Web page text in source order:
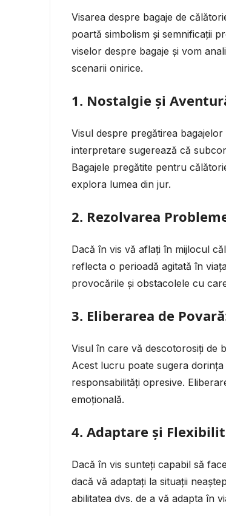
Visarea despre bagaje de
poartă simbolism și semnificații
viselor despre bagaje și vom
scenarii onirice.
1. Nostalgie și
Visul despre pregătirea
interpretare sugerează că
Bagajele pregătite pentru
explora lumea din jur.
2. Rezolvarea
Dacă în vis vă aflați în mijlocul
reflecta o perioadă agitată în
provocările și obstacolele cu
3. Eliberarea de
Visul în care vă descotorosiți de
Acest lucru poate sugera
responsabilități opresive.
emoțională.
4. Adaptare și
Dacă în vis sunteți capabil să
dacă vă adaptați la situații
abilitatea dvs. de a vă adapta în